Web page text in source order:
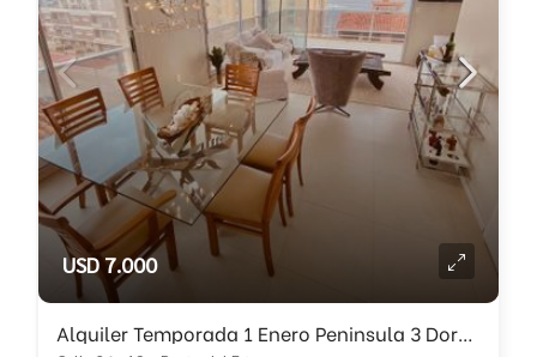
USD 7.000
Alquiler Temporada 1 Enero Peninsula 3 Dormit